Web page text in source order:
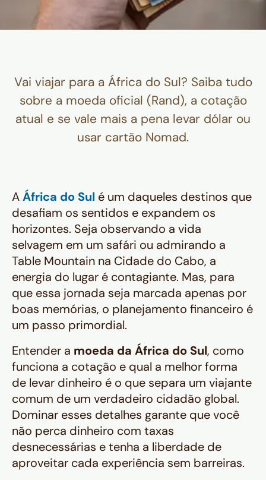
Vai viajar para a África do Sul? Saiba tudo
sobre a moeda oficial (Rand), a cotação
atual e se vale mais a pena levar dólar ou
usar cartão Nomad.
AÁfrica do Sul é um daqueles destinos que
desafiam os sentidos e expandem os
horizontes. Seja observando a vida
selvagem em um safári ou admirando a
Table Mountain na Cidade do Cabo, a
energia do lugar é contagiante. Mas, para
que essa jornada seja marcada apenas por
boas memórias, o planejamento financeiro é
um passo primordial.
Entender a moeda da África do Sul, como
funciona a cotação e qual a melhor forma
de levar dinheiro é o que separa um viajante
comum de um verdadeiro cidadão global.
Dominar esses detalhes garante que você
não perca dinheiro com taxas
desnecessárias e tenha a liberdade de
aproveitar cada experiência sem barreiras.